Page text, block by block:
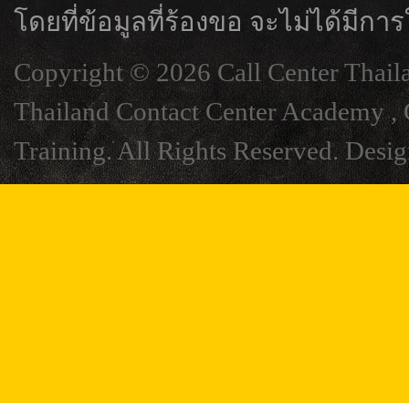
โดยที่ข้อมูลที่ร้องขอ จะไม่ได้มีกา
Copyright © 2026 Call Center
Thailand Contact Center Academy
Training. All Rights Reserved.